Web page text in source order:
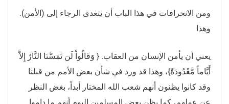
ومن الانحرافات في هذا الباب أن يتعدى الرجاء إلى (الأمن).
وهذا
يعني أن يأمن الإنسان من العقاب. { وَقَالُواْ لَن تَمَسَّنَا النَّارُ إِلاَّ
أَيَّاماً مَّعْدُودَةً}، وهذا قد ورد في شأن بعض الأمم من قبلنا
وقد كانوا يظنون أنهم شعب الله المختار أبداً، بغض النظر